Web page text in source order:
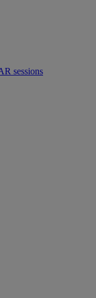
sessions